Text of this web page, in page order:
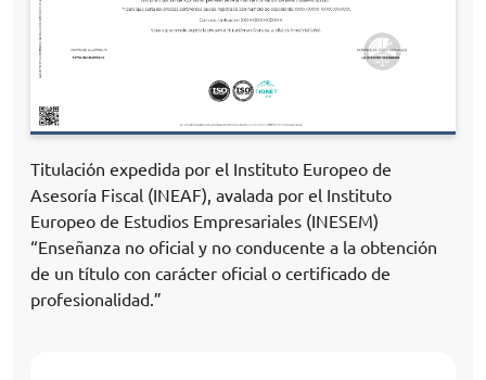
Titulación expedida por el Instituto Europeo de
Asesoría Fiscal (INEAF), avalada por el Instituto
Europeo de Estudios Empresariales (INESEM)
“Enseñanza no oficial y no conducente a la obtención
de un título con carácter oficial o certificado de
profesionalidad.”